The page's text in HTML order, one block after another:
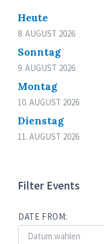
Heute
8. AUGUST 2026
Sonntag
9. AUGUST 2026
Montag
10. AUGUST 2026
Dienstag
11. AUGUST 2026
Filter Events
DATE FROM: